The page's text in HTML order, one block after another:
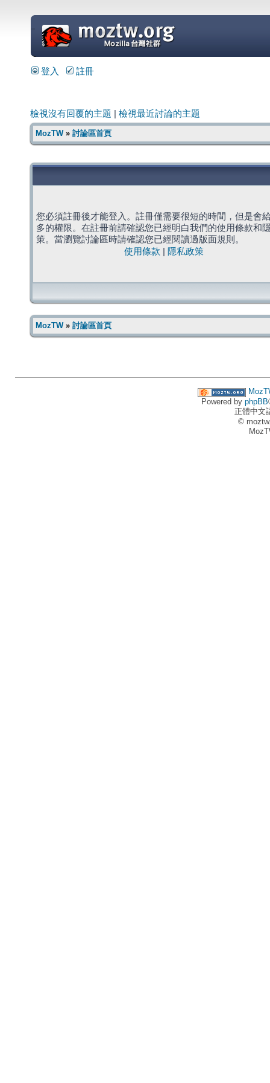
=
登入 註冊
檢視沒有回覆的主題 檢視最近討論的主題
MozTW» 討論區首頁
您必須註冊後才能登入。註冊僅需要很短的時間，但是會
多的權限。在註冊前請確認您已經明白我們的使用條款和
策。當瀏覽討論區時請確認您已經閱讀過版面規則。
使用條款
隱私政策
MozTW» 討論區首頁
Powered by phpBB
正體中文
©